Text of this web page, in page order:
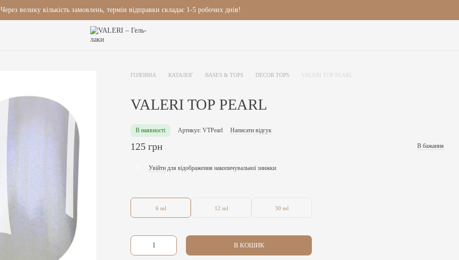
Через велику кількість замовлень, термін відправки складає 1-5 робочих днів!
ГОЛОВНА КАТАЛОГ BASES & TOPS DECOR TOPS VALERI TOP PEARL
VALERI TOP PEARL
В наявності Артикул: VTPearl Написати відгук
125 грн В бажання
Увійти для відображення накопичувальної знижки
6 ml 12 ml 30 ml
В КОШИК